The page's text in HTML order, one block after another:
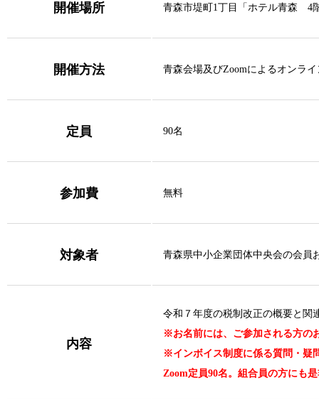
開催場所 青森市堤町1丁目「ホテル青森 4
開催方法 青森会場及びZoomによるオンラ
定員 90名
参加費 無料
対象者 青森県中小企業団体中央会の会員
内容
令和７年度の税制改正の概要と関
※お名前には、ご参加される方の
※インボイス制度に係る質問・疑
Zoom定員90名。組合員の方にも